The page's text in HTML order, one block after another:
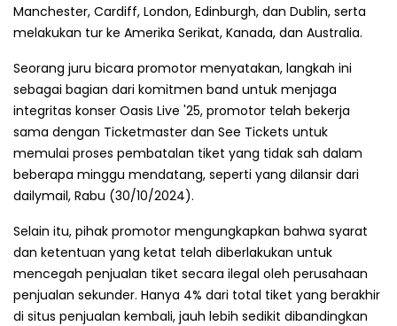
Manchester, Cardiff, London, Edinburgh, dan Dublin, serta
melakukan tur ke Amerika Serikat, Kanada, dan Australia.
Seorang juru bicara promotor menyatakan, langkah ini
sebagai bagian dari komitmen band untuk menjaga
integritas konser Oasis Live '25, promotor telah bekerja
sama dengan Ticketmaster dan See Tickets untuk
memulai proses pembatalan tiket yang tidak sah dalam
beberapa minggu mendatang, seperti yang dilansir dari
dailymail, Rabu (30/10/2024).
Selain itu, pihak promotor mengungkapkan bahwa syarat
dan ketentuan yang ketat telah diberlakukan untuk
mencegah penjualan tiket secara ilegal oleh perusahaan
penjualan sekunder. Hanya 4% dari total tiket yang berakhir
di situs penjualan kembali, jauh lebih sedikit dibandingkan